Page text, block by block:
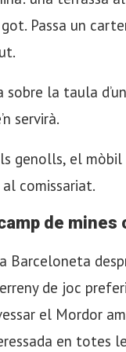
Passa un
la taula
servirà.
genolls, el
comissariat.
de
Barceloneta
de joc
el Mordor
en totes